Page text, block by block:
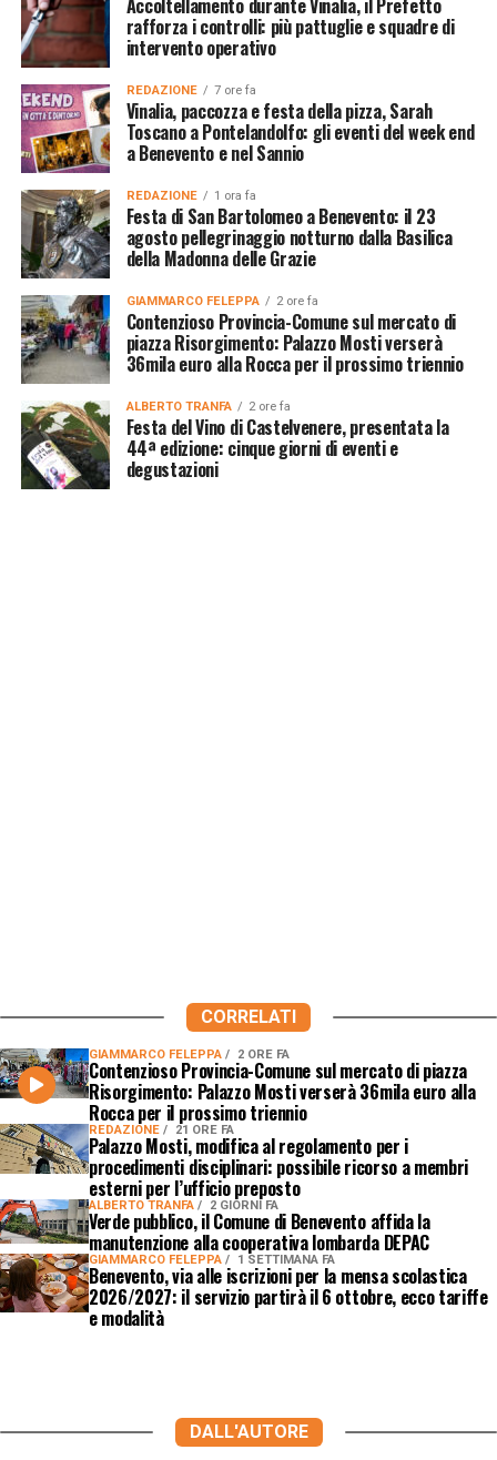
Accoltellamento durante Vinalia, il Prefetto
rafforza i controlli: più pattuglie e squadre di
intervento operativo
REDAZIONE 7 ore fa
Vinalia, paccozza e festa della pizza, Sarah
Toscano a Pontelandolfo: gli eventi del week end
a Benevento e nel Sannio
REDAZIONE 1 ora fa
Festa di San Bartolomeo a Benevento: il 23
agosto pellegrinaggio notturno dalla Basilica
della Madonna delle Grazie
GIAMMARCO FELEPPA 2 ore fa
Contenzioso Provincia-Comune sul mercato di
piazza Risorgimento: Palazzo Mosti verserà
36mila euro alla Rocca per il prossimo triennio
ALBERTO TRANFA 2 ore fa
Festa del Vino di Castelvenere, presentata la
44ª edizione: cinque giorni di eventi e
degustazioni
CORRELATI
GIAMMARCO FELEPPA 2 ORE FA
Contenzioso Provincia-Comune sul mercato di piazza
Risorgimento: Palazzo Mosti verserà 36mila euro alla
Rocca per il prossimo triennio
REDAZIONE 21 ORE FA
Palazzo Mosti, modifica al regolamento per i
procedimenti disciplinari: possibile ricorso a membri
esterni per l’ufficio preposto
ALBERTO TRANFA 2 GIORNI FA
Verde pubblico, il Comune di Benevento affida la
manutenzione alla cooperativa lombarda DEPAC
GIAMMARCO FELEPPA 1 SETTIMANA FA
Benevento, via alle iscrizioni per la mensa scolastica
2026/2027: il servizio partirà il 6 ottobre, ecco tariffe
e modalità
DALL'AUTORE